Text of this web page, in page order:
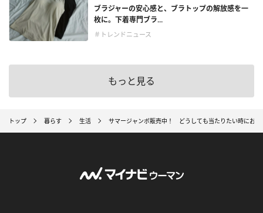
ブラジャーの安心感と、ブラトップの解放感を一
枚に。下着専門ブラ...
＃トレンドニュース
もっと見る
トップ 暮らす 生活 サマージャンボ販売中！ どうしても当たりたい時におす